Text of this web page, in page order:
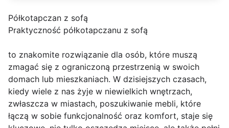
Półkotapczan z sofą
Praktyczność półkotapczanu z sofą
to znakomite rozwiązanie dla osób, które muszą
zmagać się z ograniczoną przestrzenią w swoich
domach lub mieszkaniach. W dzisiejszych czasach,
kiedy wiele z nas żyje w niewielkich wnętrzach,
zwłaszcza w miastach, poszukiwanie mebli, które
łączą w sobie funkcjonalność oraz komfort, staje się